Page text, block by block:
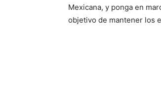
Mexicana, y ponga en
objetivo de mantener los